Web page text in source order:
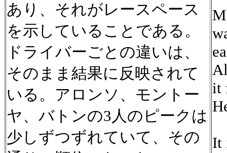
あり、それがレースペース
を示していることである。
ドライバーごとの違いは、
そのまま結果に反映されて
いる。アロンソ、モントー
ヤ、バトンの3人のピークは
少しずつずれていて、その
it
It